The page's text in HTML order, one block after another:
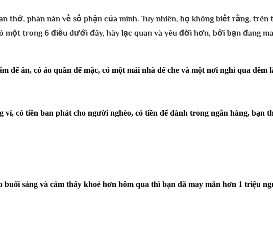
thở, phàn nàn về số phận của mình. Tuy nhiên, họ không biết rằng,
một trong 6 điều dưới đây, hãy lạc quan và yêu đời hơn, bởi bạn đang
để ăn, có áo quần để mặc, có một mái nhà để che và một nơi nghỉ qua
ví, có tiền ban phát cho người nghèo, có tiền để dành trong ngân hàng, bạn
buổi sáng và cảm thấy khoẻ hơn hôm qua thì bạn đã may mắn hơn 1 triệu